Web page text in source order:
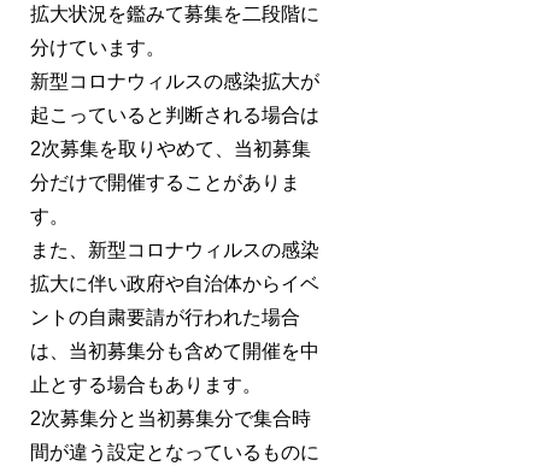
拡大状況を鑑みて募集を二段階に
分けています。
新型コロナウィルスの感染拡大が
起こっていると判断される場合は
2次募集を取りやめて、当初募集
分だけで開催することがありま
す。
また、新型コロナウィルスの感染
拡大に伴い政府や自治体からイベ
ントの自粛要請が行われた場合
は、当初募集分も含めて開催を中
止とする場合もあります。
2次募集分と当初募集分で集合時
間が違う設定となっているものに